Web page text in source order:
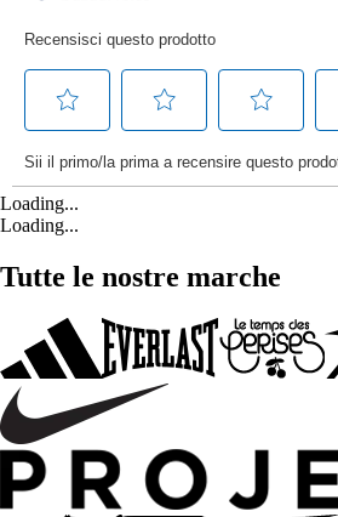
Loading...
Loading...
Tutte le nostre marche